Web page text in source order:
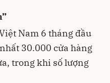
Nam 6 tháng đầu
30.000 cửa hàng
trong khi số lượng